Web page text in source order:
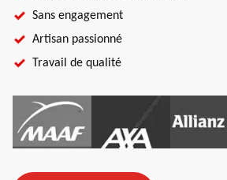
Sans engagement
Artisan passionné
Travail de qualité